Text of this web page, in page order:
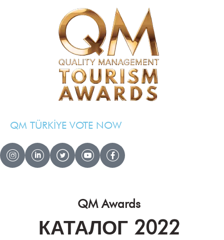
QM TÜRKİYE VOTE NOW
Kazananlar
QM Awards
КАТАЛОГ 2022